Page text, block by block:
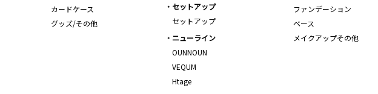
カードケース
グッズ/その他
ファンデーション
ベース
メイクアップその他
セットアップ
セットアップ
ニューライン
OUNNOUN
VEQUM
Htage